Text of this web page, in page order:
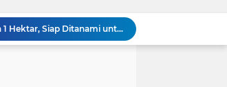
TMMD Ke-129 Tuntaskan Pembukaan Lahan 1 Hektar, Siap Ditanami untuk Perkuat Ketahanan Pangan Kampung Sesor